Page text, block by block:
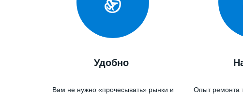
Удобно
Вам не нужно «прочесывать» рынки и
Опыт ремонта